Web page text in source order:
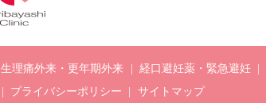
生理痛外来・更年期外来 経口避妊薬・緊急避妊
プライバシーポリシー サイトマップ